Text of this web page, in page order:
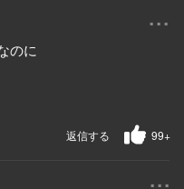
...
のに
99+
返信する
...